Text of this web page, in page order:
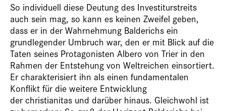
So individuell diese Deutung des Investiturstreits
auch sein mag, so kann es keinen Zweifel geben,
dass er in der Wahrnehmung Balderichs ein
grundlegender Umbruch war, den er mit Blick auf die
Taten seines Protagonisten Albero von Trier in den
Rahmen der Entstehung von Weltreichen einsortiert.
Er charakterisiert ihn als einen fundamentalen
Konflikt für die weitere Entwicklung
der christianitas und darüber hinaus. Gleichwohl ist